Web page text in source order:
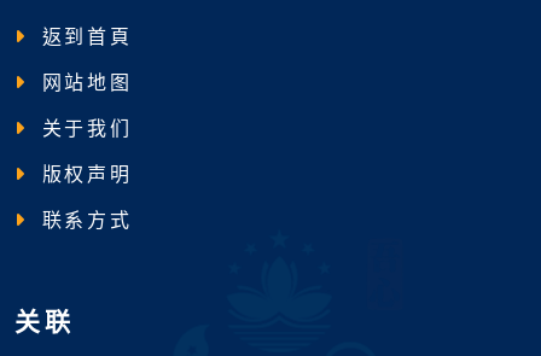
返到首頁
网站地图
关于我们
版权声明
联系方式
关联